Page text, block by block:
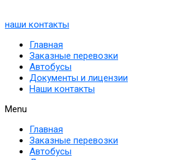
наши контакты
Главная
Заказные перевозки
Автобусы
Документы и лицензии
Наши контакты
Menu
Главная
Заказные перевозки
Автобусы